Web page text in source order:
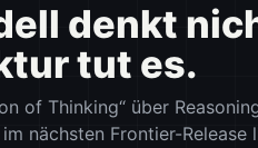
denkt
tut es.
of Thinking“ über
nächsten Frontier-